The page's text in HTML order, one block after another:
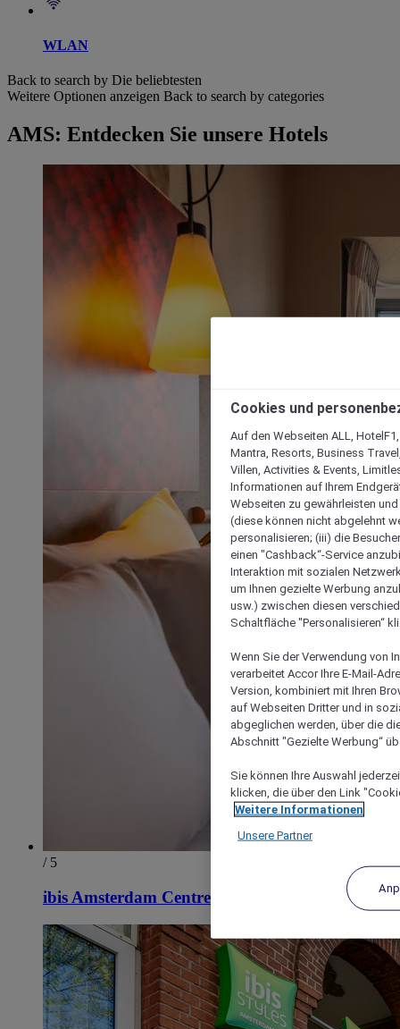
WLAN
Back to search by Die beliebtesten
Weitere Optionen anzeigen Back to search by categories
AMS: Entdecken Sie unsere Hotels
/ 5
ibis Amsterdam Centre Stopera
Cookies und
Auf den Webseiten ALL,
Mantra, Resorts, Business
Villen, Activities & Events,
Informationen auf Ihrem
Webseiten zu gewährleisten
(diese können nicht abgelehnt
personalisieren; (iii) die
einen "Cashback“-Service
Interaktion mit sozialen
um Ihnen gezielte Werbung
usw.) zwischen diesen
Schaltfläche "Personalisieren“
Wenn Sie der Verwendung von
verarbeitet Accor Ihre E-Mail-
Version, kombiniert mit Ihren
auf Webseiten Dritter und in
abgeglichen werden, über die
Abschnitt "Gezielte Werbung“
Sie können Ihre Auswahl
klicken, die über den Link
Weitere Informationen
Unsere Partner